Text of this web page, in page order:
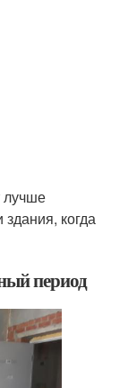
лучше
когда
период